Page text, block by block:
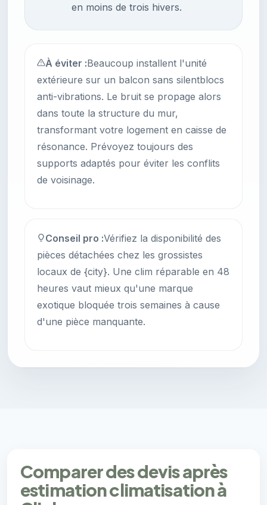
en moins de trois hivers.
À éviter :Beaucoup installent l'unité
extérieure sur un balcon sans silentblocs
anti-vibrations. Le bruit se propage alors
dans toute la structure du mur,
transformant votre logement en caisse de
résonance. Prévoyez toujours des
supports adaptés pour éviter les conflits
de voisinage.
Conseil pro :Vérifiez la disponibilité des
pièces détachées chez les grossistes
locaux de {city}. Une clim réparable en 48
heures vaut mieux qu'une marque
exotique bloquée trois semaines à cause
d'une pièce manquante.
Comparer des devis après
estimation climatisation à